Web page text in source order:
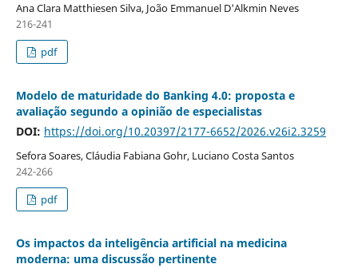
Ana Clara Matthiesen Silva, João Emmanuel D'Alkmin Neves
216-241
pdf
Modelo de maturidade do Banking 4.0: proposta e
avaliação segundo a opinião de especialistas
DOI: https://doi.org/10.20397/2177-6652/2026.v26i2.3259
Sefora Soares, Cláudia Fabiana Gohr, Luciano Costa Santos
242-266
pdf
Os impactos da inteligência artificial na medicina
moderna: uma discussão pertinente